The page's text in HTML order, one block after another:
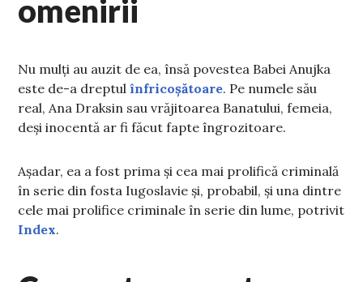
omenirii
Nu mulți au auzit de ea, însă povestea Babei Anujka
este de-a dreptul înfricoșătoare. Pe numele său
real, Ana Draksin sau vrăjitoarea Banatului, femeia,
deși inocentă ar fi făcut fapte îngrozitoare.
Așadar, ea a fost prima și cea mai prolifică criminală
în serie din fosta Iugoslavie și, probabil, și una dintre
cele mai prolifice criminale în serie din lume, potrivit
Index.